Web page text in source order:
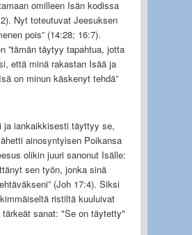
omilleen Isän kodissa
Nyt toteutuvat Jeesuksen
pois” (14:28; 16:7).
”tämän täytyy tapahtua, jotta
että minä rakastan Isää ja
on minun käskenyt tehdä”
ja iankaikkisesti täyttyy se,
ainosyntyisen Poikansa
olikin juuri sanonut Isälle:
sen työn, jonka sinä
(Joh 17:4). Siksi
ristiltä kuuluivat
tärkeät sanat: "Se on täytetty"